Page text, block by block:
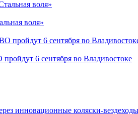
воля»
6 сентября во Владивостоке